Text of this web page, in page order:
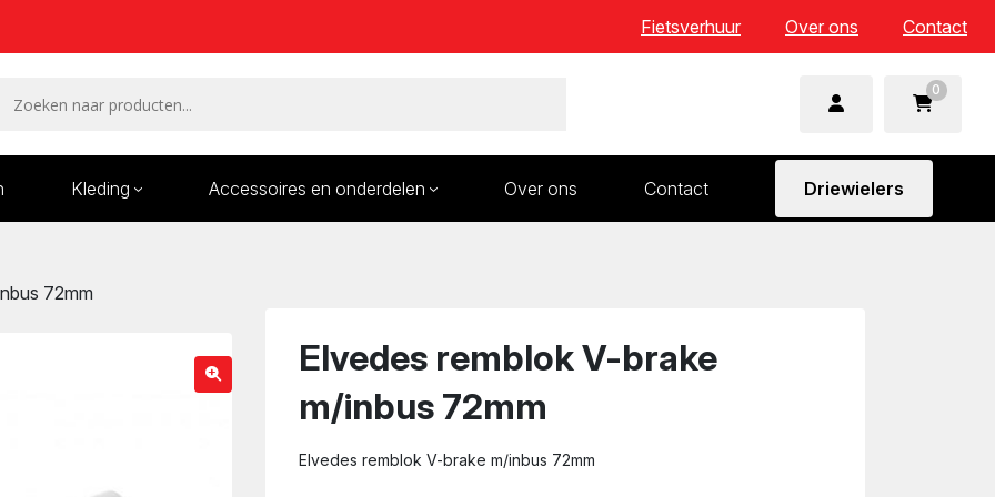
Fietsverhuur Over ons Contact
0
Kleding Accessoires en onderdelen Over ons Contact Driewielers
72mm
Elvedes remblok V-brake
m/inbus 72mm
Elvedes remblok V-brake m/inbus 72mm